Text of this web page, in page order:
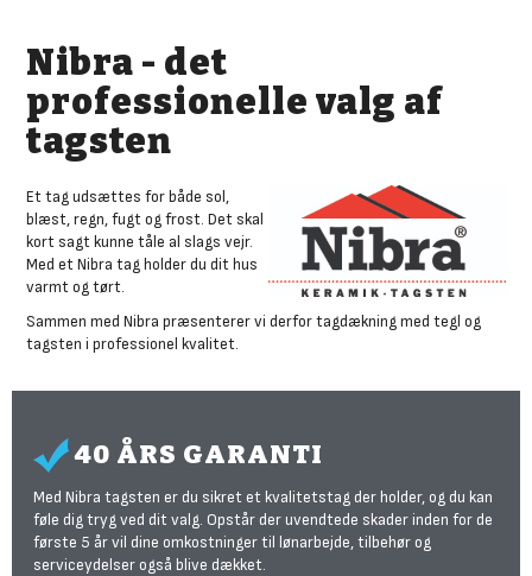
Nibra - det
professionelle valg af
tagsten
Et tag udsættes for både sol,
blæst, regn, fugt og frost. Det skal
kort sagt kunne tåle al slags vejr.
Med et Nibra tag holder du dit hus
varmt og tørt.
Sammen med Nibra præsenterer vi derfor tagdækning med tegl og
tagsten i professionel kvalitet.
40 ÅRS GARANTI
Med Nibra tagsten er du sikret et kvalitetstag der holder, og du kan
føle dig tryg ved dit valg. Opstår der uvendtede skader inden for de
første 5 år vil dine omkostninger til lønarbejde, tilbehør og
serviceydelser også blive dækket.